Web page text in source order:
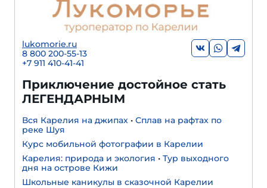
lukomorie.ru
8 800 200-55-13
+7 911 410-41-41
Приключение достойное стать
ЛЕГЕНДАРНЫМ
Вся Карелия на джипах • Сплав на рафтах по
реке Шуя
Курс мобильной фотографии в Карелии
Карелия: природа и экология • Тур выходного
дня на острове Кижи
Школьные каникулы в сказочной Карелии